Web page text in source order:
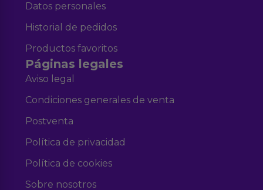
Datos personales
Historial de pedidos
Productos favoritos
Páginas legales
Aviso legal
Condiciones generales de venta
Postventa
Política de privacidad
Política de cookies
Sobre nosotros